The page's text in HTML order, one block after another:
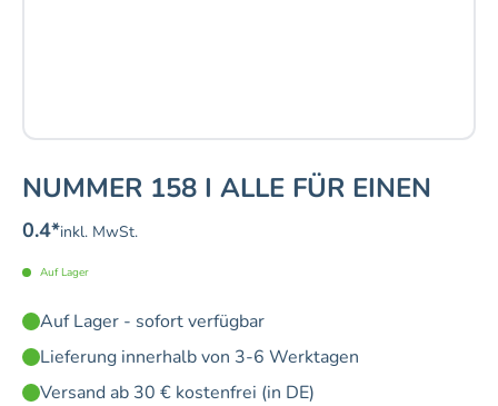
NUMMER 158 I ALLE FÜR EINEN
0.4*inkl. MwSt.
Auf Lager
Auf Lager - sofort verfügbar
Lieferung innerhalb von 3-6 Werktagen
Versand ab 30 € kostenfrei (in DE)